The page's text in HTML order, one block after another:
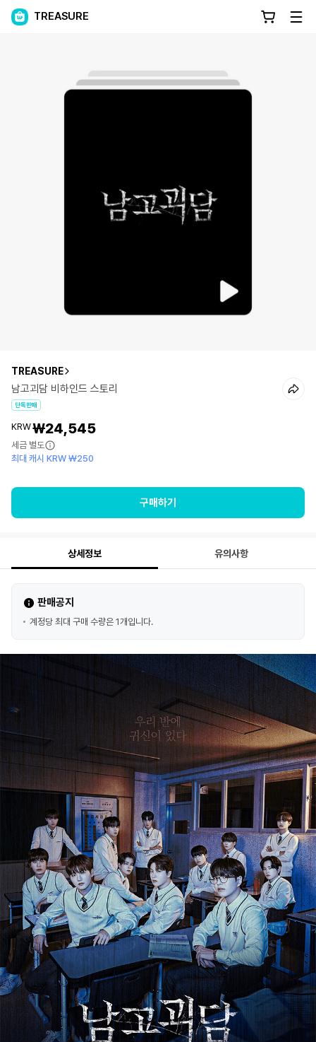
TREASURE
TREASURE
남고괴담 비하인드 스토리
단독판매
KRW₩24,545
세금 별도
최대 캐시 KRW ₩250
구매하기
상세정보 유의사항
판매공지
계정당 최대 구매 수량은 1개입니다.